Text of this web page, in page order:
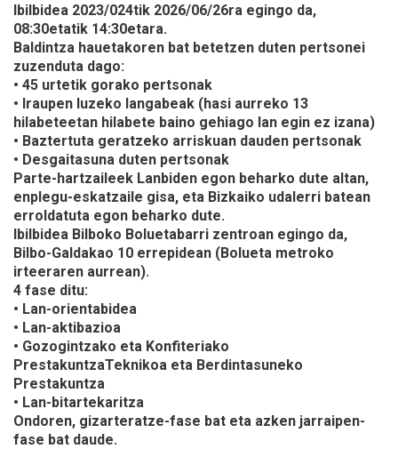
Ibilbidea 2023/024tik 2026/06/26ra egingo da,
08:30etatik 14:30etara.
Baldintza hauetakoren bat betetzen duten pertsonei
zuzenduta dago:
• 45 urtetik gorako pertsonak
• Iraupen luzeko langabeak (hasi aurreko 13
hilabeteetan hilabete baino gehiago lan egin ez izana)
• Baztertuta geratzeko arriskuan dauden pertsonak
• Desgaitasuna duten pertsonak
Parte-hartzaileek Lanbiden egon beharko dute altan,
enplegu-eskatzaile gisa, eta Bizkaiko udalerri batean
erroldatuta egon beharko dute.
Ibilbidea Bilboko Boluetabarri zentroan egingo da,
Bilbo-Galdakao 10 errepidean (Bolueta metroko
irteeraren aurrean).
4 fase ditu:
• Lan-orientabidea
• Lan-aktibazioa
• Gozogintzako eta Konfiteriako
PrestakuntzaTeknikoa eta Berdintasuneko
Prestakuntza
• Lan-bitartekaritza
Ondoren, gizarteratze-fase bat eta azken jarraipen-
fase bat daude.